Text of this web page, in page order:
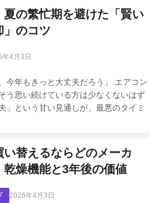
の繁忙期を避けた「賢い
」のコツ
年4月3日
今年もきっと大丈夫だろう」 エアコン
う思い続けている方は少なくないはず
」という甘い見通しが、最悪のタイミ
い替えるならどのメーカ
燥機能と3年後の価値
2026年4月3日